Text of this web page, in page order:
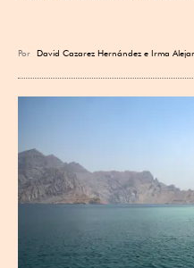
Por David Cazarez Hernández e Irma